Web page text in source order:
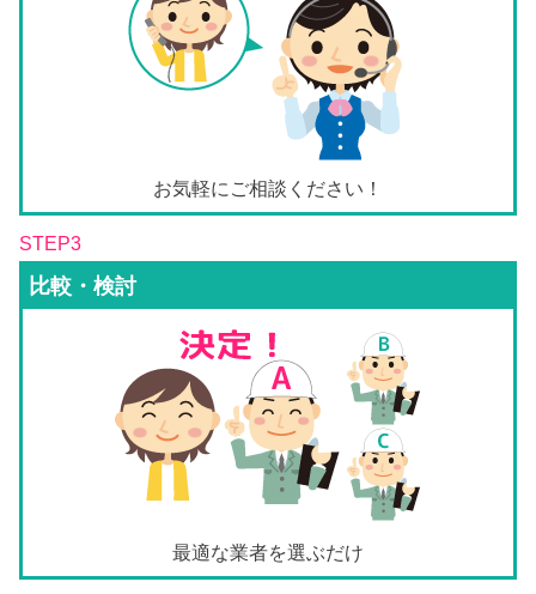
お気軽にご相談ください！
STEP3
比較・検討
最適な業者を選ぶだけ